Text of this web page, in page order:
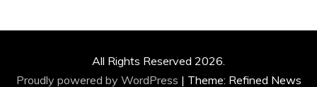
All Rights Reserved 2026.
Proudly powered by WordPress | Theme: Refined News